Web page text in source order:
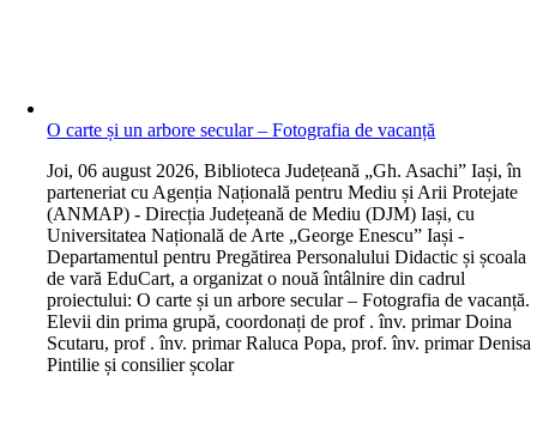
O carte și un arbore secular – Fotografia de vacanță
Joi, 06 august 2026, Biblioteca Județeană „Gh. Asachi” Iași, în
parteneriat cu Agenția Națională pentru Mediu și Arii Protejate
(ANMAP) - Direcția Județeană de Mediu (DJM) Iași, cu
Universitatea Națională de Arte „George Enescu” Iași -
Departamentul pentru Pregătirea Personalului Didactic și școala
de vară EduCart, a organizat o nouă întâlnire din cadrul
proiectului: O carte și un arbore secular – Fotografia de vacanță.
Elevii din prima grupă, coordonați de prof . înv. primar Doina
Scutaru, prof . înv. primar Raluca Popa, prof. înv. primar Denisa
Pintilie și consilier școlar